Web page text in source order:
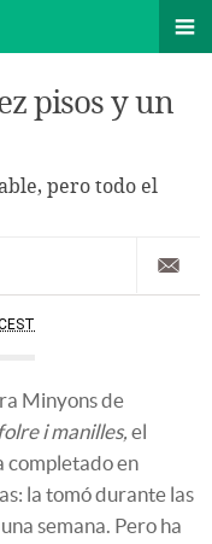
pisos y un
pero todo el
Minyons de
folre i manilles, el
completado en
la tomó durante las
semana. Pero ha